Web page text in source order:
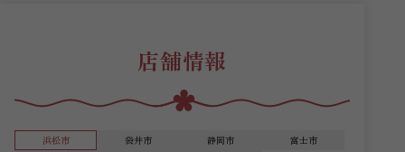
店舗情報
浜松市 袋井市 静岡市
富士市